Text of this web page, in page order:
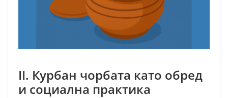
II. Курбан чорбата като обред
и социална практика